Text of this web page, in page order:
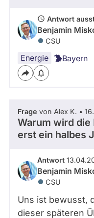
Antwort
Benjamin
CSU
Energie Bayern
Frage von Alex K. •
Warum wird
erst ein halbes
Antwort
Benjamin
CSU
Uns ist bewusst,
dieser späteren